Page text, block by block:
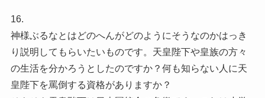
16.
神様ぶるなとはどのへんがどのようにそうなのかはっき
り説明してもらいたいものです。天皇陛下や皇族の方々
の生活を分かろうとしたのですか？何も知らない人に天
皇陛下を罵倒する資格がありますか？